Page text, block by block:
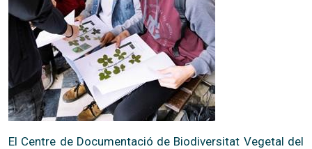
El Centre de Documentació de Biodiversitat Vegetal del